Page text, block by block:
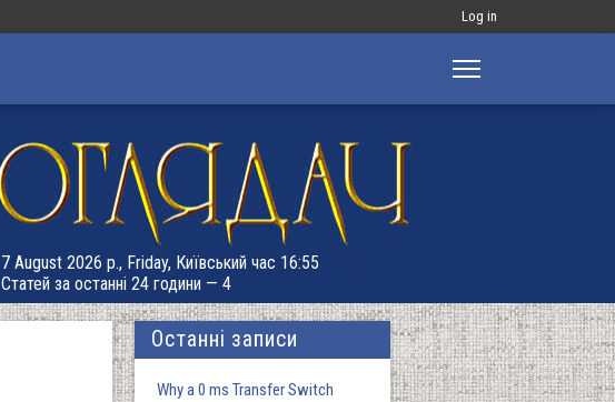
Меню
запису
Log in
7 August 2026 р., Friday, Київський час 16:55
Статей за останні 24 години — 4
Останні записи
Why a 0 ms Transfer Switch